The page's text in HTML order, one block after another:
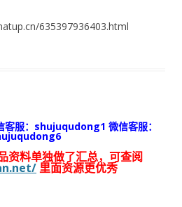
635397936403.html
客服：shujuqudong1 微信客服：
资料单独做了汇总，可查阅
里面资源更优秀